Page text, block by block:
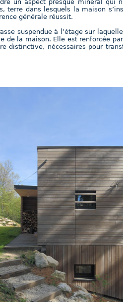
un aspect presque minéral qui
terre dans lesquels la maison
générale réussit.
suspendue à l’étage sur
de la maison. Elle est renforcée
distinctive, nécessaires pour